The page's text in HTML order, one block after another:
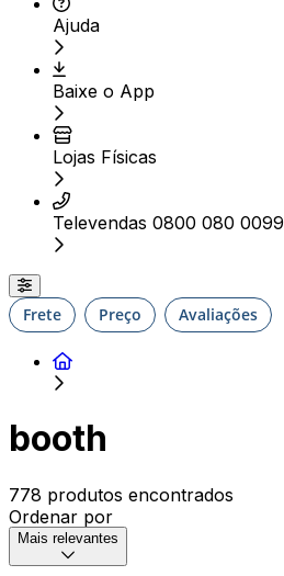
Ajuda
Baixe o App
Lojas Físicas
Televendas 0800 080 0099
Frete Preço Avaliações
booth
778 produtos encontrados
Ordenar por
Mais relevantes